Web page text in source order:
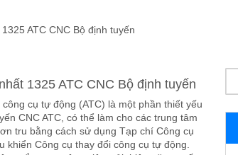
ATC CNC Bộ định tuyến
1325 ATC CNC Bộ định tuyến
cụ tự động (ATC) là một phần thiết yếu
CNC ATC, có thể làm cho các trung tâm
tru bằng cách sử dụng Tạp chí Công cụ
khiển Công cụ thay đổi công cụ tự động.